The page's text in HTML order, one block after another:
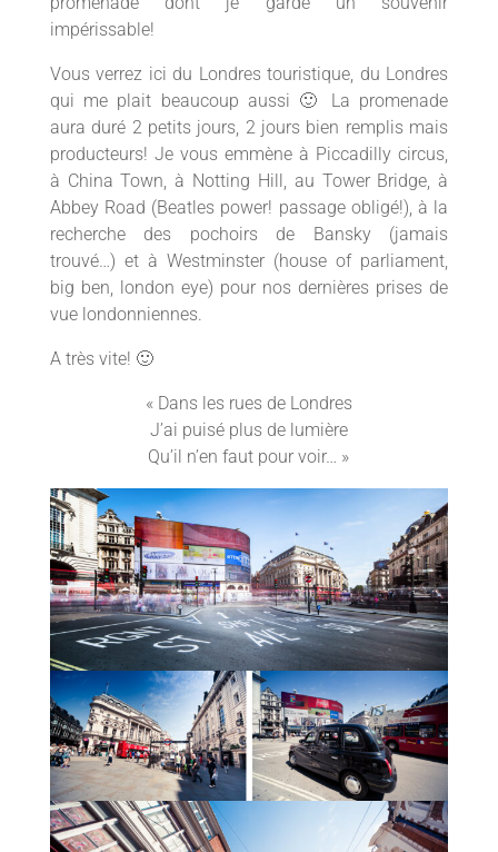
impérissable!
Vous verrez ici du Londres touristique, du Londres
qui me plait beaucoup aussi 🙂 La promenade
aura duré 2 petits jours, 2 jours bien remplis mais
producteurs! Je vous emmène à Piccadilly circus,
à China Town, à Notting Hill, au Tower Bridge, à
Abbey Road (Beatles power! passage obligé!), à la
recherche des pochoirs de Bansky (jamais
trouvé…) et à Westminster (house of parliament,
big ben, london eye) pour nos dernières prises de
vue londonniennes.
A très vite! 🙂
« Dans les rues de Londres
J’ai puisé plus de lumière
Qu’il n’en faut pour voir… »